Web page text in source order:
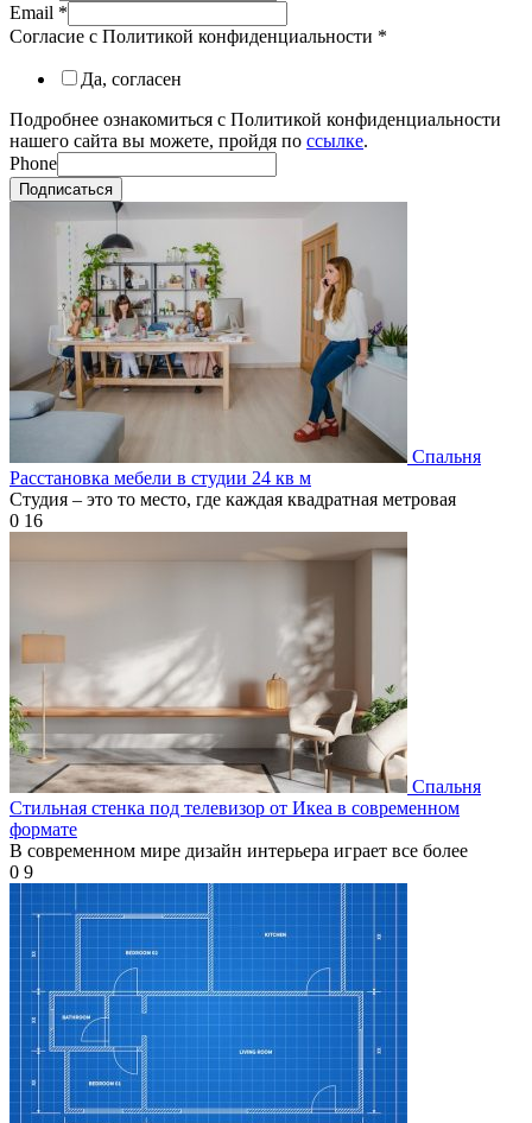
Email *
Согласие с Политикой конфиденциальности *
Да, согласен
Подробнее ознакомиться с Политикой конфиденциальности
нашего сайта вы можете, пройдя по ссылке.
Phone
Подписаться
Спальня
Расстановка мебели в студии 24 кв м
Студия – это то место, где каждая квадратная метровая
0 16
Спальня
Стильная стенка под телевизор от Икеа в современном
формате
В современном мире дизайн интерьера играет все более
0 9